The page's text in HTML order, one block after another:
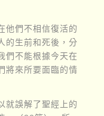
他們不相信復活的
的生前和死後，分
們不能根據今天在
將來所要面臨的情
就誤解了聖經上的